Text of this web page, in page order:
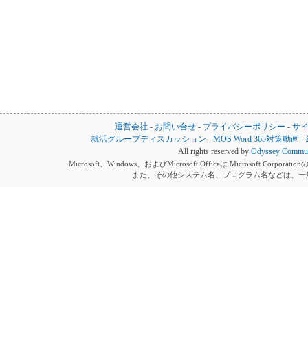
運営会社 - お問い合せ - プライバシーポリシー - サ
就活グループディスカッション -MOS Word 365対策動画 -
All rights reserved by Odyssey
Microsoft、Windows、およびMicrosoft Officeは Microsoft Corporation
また、その他システム名、プログラム名などは、